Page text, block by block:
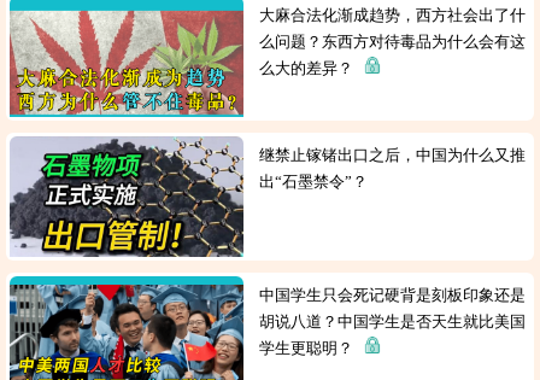
大麻合法化渐成趋势，西方社会出了什
么问题？东西方对待毒品为什么会有这
么大的差异？
继禁止镓锗出口之后，中国为什么又推
出“石墨禁令”？
中国学生只会死记硬背是刻板印象还是
胡说八道？中国学生是否天生就比美国
学生更聪明？